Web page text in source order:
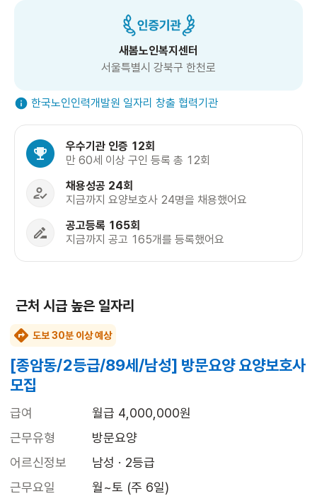
새봄노인복지센터
서울특별시 강북구 한천로
한국노인인력개발원 일자리 창출 협력기관
우수기관 인증 12회
만 60세 이상 구인 등록 총 12회
채용성공 24회
지금까지 요양보호사 24명을 채용했어요
공고등록 165회
지금까지 공고 165개를 등록했어요
근처 시급 높은 일자리
도보 30분 이상 예상
[종암동/2등급/89세/남성] 방문요양 요양보호사
모집
급여
월급 4,000,000원
근무유형
방문요양
어르신정보
남성 · 2등급
근무요일
월~토 (주 6일)